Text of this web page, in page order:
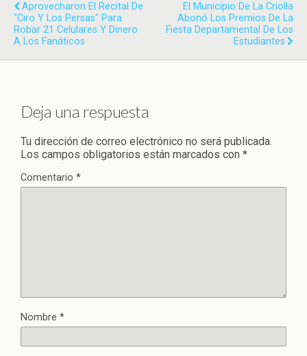
Aprovecharon El Recital De
"Ciro Y Los Persas" Para
Robar 21 Celulares Y Dinero
A Los Fanáticos
El Municipio De La Criolla
Abonó Los Premios De La
Fiesta Departamental De Los
Estudiantes
Deja una respuesta
Tu dirección de correo electrónico no será publicada.
Los campos obligatorios están marcados con *
Comentario *
Nombre *